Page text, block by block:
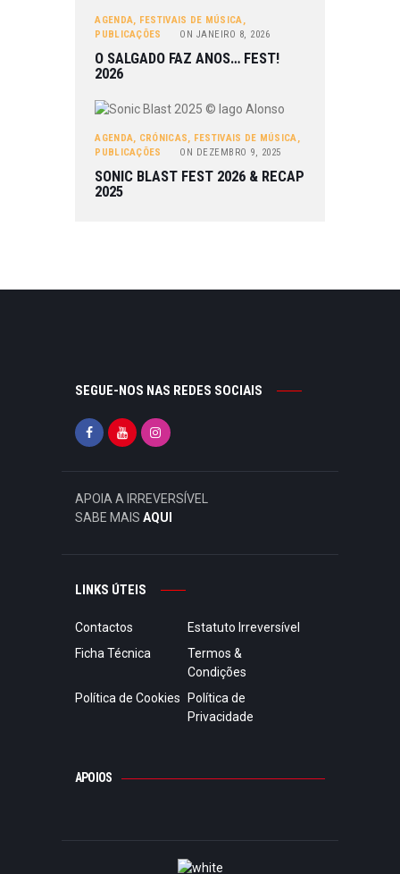
AGENDA, FESTIVAIS DE MÚSICA,
PUBLICAÇÕES
ON JANEIRO 8, 2026
O SALGADO FAZ ANOS… FEST!
2026
AGENDA, CRÓNICAS, FESTIVAIS DE MÚSICA,
PUBLICAÇÕES
ON DEZEMBRO 9, 2025
SONIC BLAST FEST 2026 & RECAP
2025
SEGUE-NOS NAS REDES SOCIAIS
APOIA A IRREVERSÍVEL
SABE MAIS AQUI
LINKS ÚTEIS
Contactos
Estatuto Irreversível
Ficha Técnica
Termos &
Condições
Política de Cookies
Política de
Privacidade
APOIOS